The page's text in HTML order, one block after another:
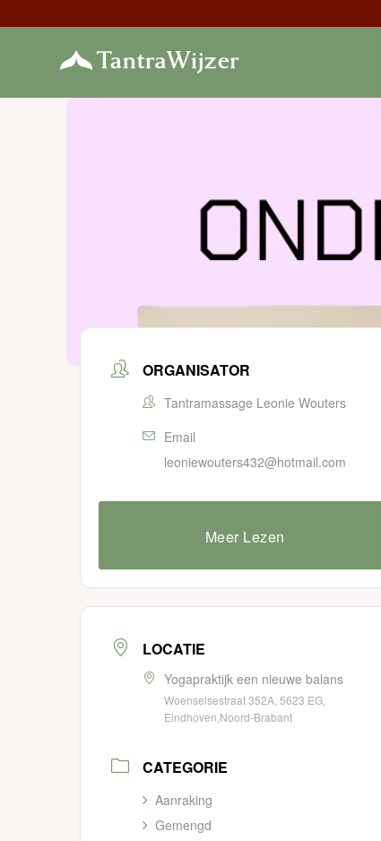
ORGANISATOR
Tantramassage Leonie Wouters
Email
leoniewouters432@hotmail.com
Meer Lezen
LOCATIE
Yogapraktijk een nieuwe balans
Woenselsestraat 352A, 5623 EG,
Eindhoven,Noord-Brabant
CATEGORIE
Aanraking
Gemengd